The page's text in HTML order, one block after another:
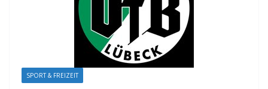
SPORT & FREIZEIT